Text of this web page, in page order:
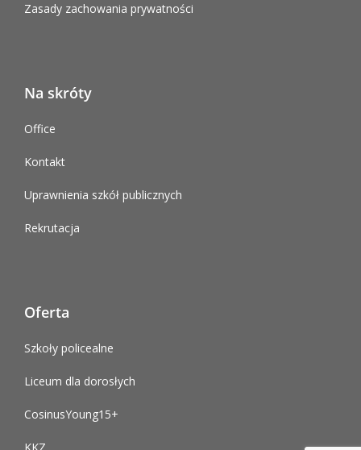
Zasady zachowania prywatności
Na skróty
Office
Kontakt
Uprawnienia szkół publicznych
Rekrutacja
Oferta
Szkoły policealne
Liceum dla dorosłych
CosinusYoung15+